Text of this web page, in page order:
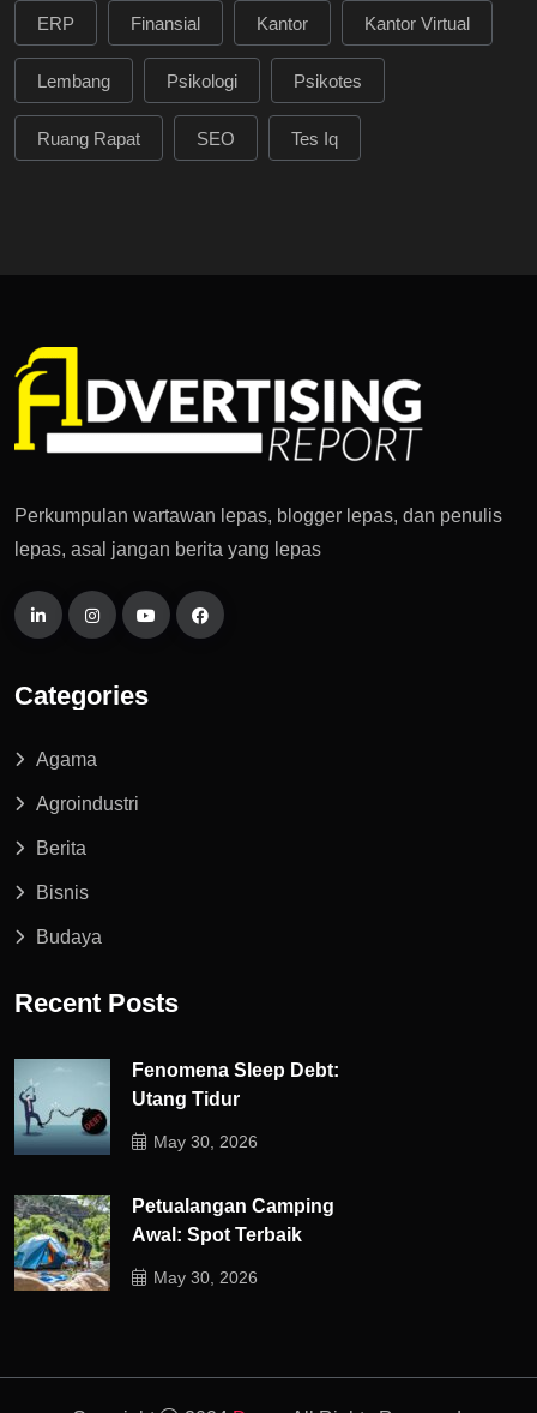
ERP Finansial Kantor Kantor Virtual
Lembang Psikologi Psikotes
Ruang Rapat SEO Tes Iq
Perkumpulan wartawan lepas, blogger lepas, dan penulis
lepas, asal jangan berita yang lepas
Categories
Agama
Agroindustri
Berita
Bisnis
Budaya
Recent Posts
Fenomena Sleep Debt:
Utang Tidur
May 30, 2026
Petualangan Camping
Awal: Spot Terbaik
May 30, 2026